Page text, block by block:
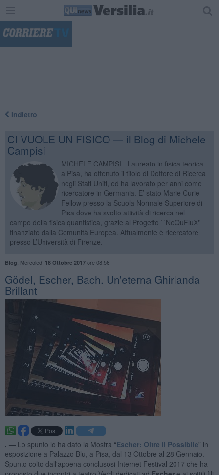
Indietro
CI VUOLE UN FISICO — il Blog di Michele
Campisi
MICHELE CAMPISI - Laureato in fisica teorica
a Pisa, ha ottenuto il titolo di Dottore di Ricerca
negli Stati Uniti, ed ha lavorato per anni come
ricercatore in Germania. E’ stato Marie Curie
Fellow presso la Scuola Normale Superiore di
Pisa dove ha svolto attività di ricerca nel
campo della fisica quantistica, grazie al Progetto ``NeQuFluX''
finanziato dalla Comunità Europea. Attualmente è ricercatore
presso L’Università di Firenze.
Blog Mercoledì 18 Ottobre 2017ore 08:56
Gödel, Escher, Bach. Un'eterna Ghirlanda
Brillant
. — Lo spunto lo ha dato la Mostra “Escher: Oltre il Possibile” in
esposizione a Palazzo Blu, a Pisa, dal 13 Ottobre al 28 Gennaio.
Spunto colto dall'appena conclusosi Internet Festival 2017 che ha